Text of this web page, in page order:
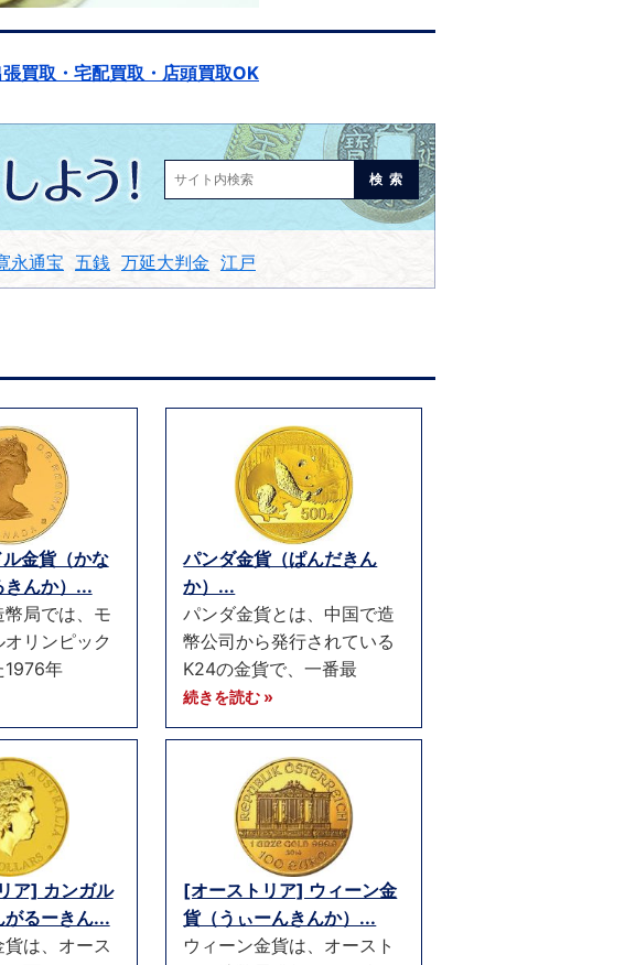
買取・宅配買取・店頭買取OK
検索
永通宝 五銭 万延大判金 江戸
金貨（かな
きんか）...
幣局では、モ
リンピック
1976年
パンダ金貨（ぱんだきん
か）...
パンダ金貨とは、中国で造
幣公司から発行されている
K24の金貨で、一番最
続きを読む »
ア] カンガル
がるーきん...
は、オース
[オーストリア] ウィーン金
貨（うぃーんきんか）...
ウィーン金貨は、オースト